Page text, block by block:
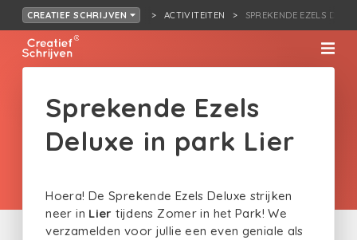
CREATIEF SCHRIJVEN ACTIVITEITEN SPREKENDE EZELS
Sprekende Ezels
Deluxe in park Lier
Hoera! De Sprekende Ezels Deluxe strijken
neer in Liertijdens Zomer in het Park! We
verzamelden voor jullie een even geniale als